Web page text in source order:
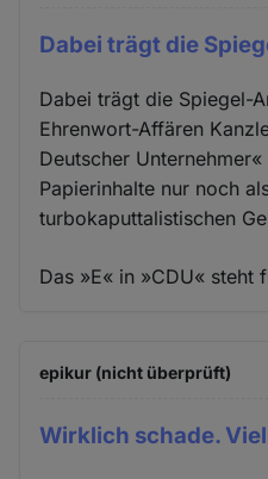
Dabei trägt die
Dabei trägt die Spiegel-
Ehrenwort-Affären
Deutscher
Papierinhalte nur noch
turbokaputtalistischen
Das »E« in »CDU« steht
epikur (nicht überprüft)
Wirklich schade.